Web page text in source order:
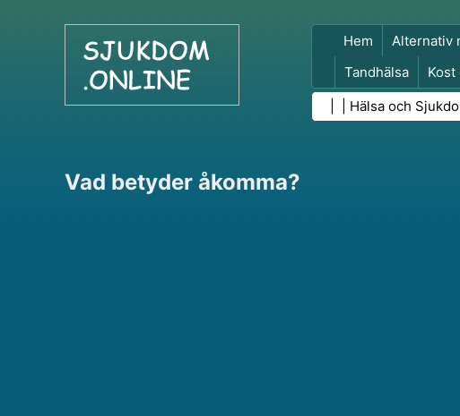
Hem Alternativ
Tandhälsa
Kost
Folkhälsa och
Hälsa och
Vad betyder åkomma?